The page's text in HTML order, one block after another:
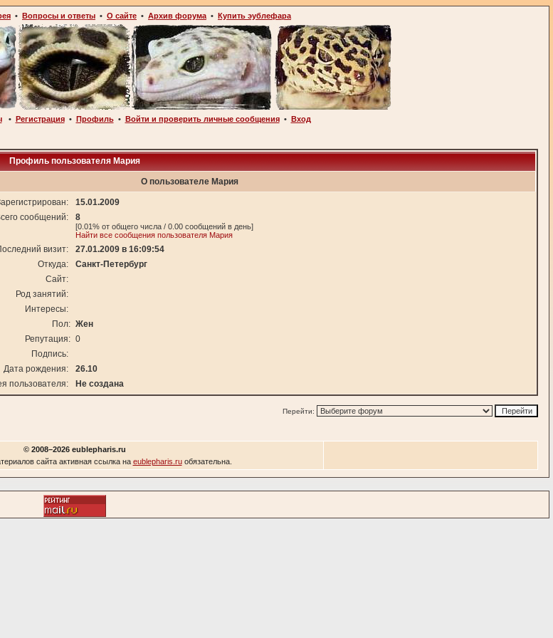
• Вопросы и ответы • О сайте • Архив форума • Купить эублефара
• Регистрация• Профиль• Войти и проверить личные сообщения• Вход
Профиль пользователя Мария
О пользователе Мария
15.01.2009
сообщений:
8
[0.01% от общего числа / 0.00 сообщений в день]
Найти все сообщения пользователя Мария
визит:
27.01.2009 в 16:09:54
Откуда:
Санкт-Петербург
Сайт:
Род занятий:
Интересы:
Пол: Жен
Репутация: 0
Подпись:
Дата рождения:
26.10
пользователя:
Не создана
Перейти:
© 2008–2026 eublepharis.ru
сайта активная ссылка на eublepharis.ruобязательна.